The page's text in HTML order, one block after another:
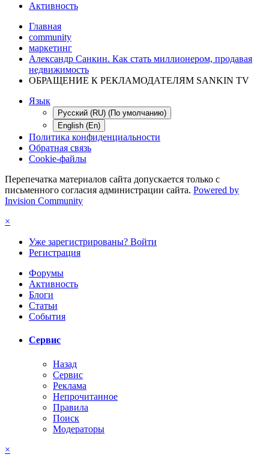
Активность
Главная
community
маркетинг
Александр Санкин. Как стать миллионером, продавая
недвижимость
ОБРАЩЕНИЕ К РЕКЛАМОДАТЕЛЯМ SANKIN TV
Язык
Русский (RU) (По умолчанию)
English (En)
Политика конфиденциальности
Обратная связь
Cookie-файлы
Перепечатка материалов сайта допускается только с
письменного согласия администрации сайта. Powered by
Invision Community
×
Уже зарегистрированы? Войти
Регистрация
Форумы
Активность
Блоги
Статьи
События
Сервис
Назад
Сервис
Реклама
Непрочитанное
Правила
Поиск
Модераторы
×